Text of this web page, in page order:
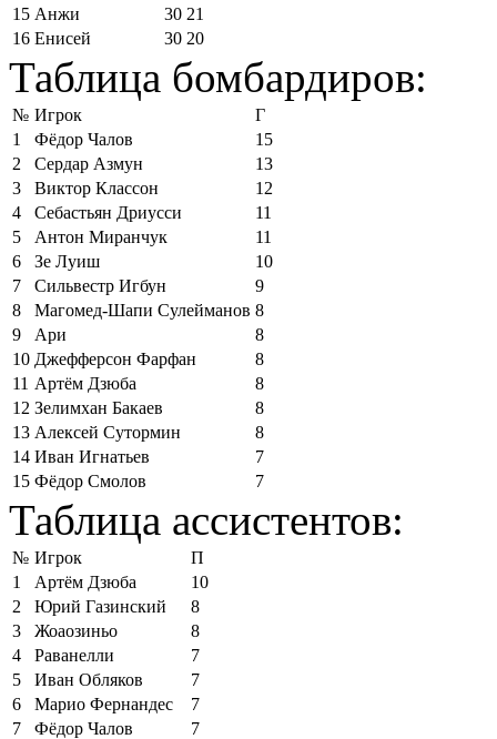
15 Анжи 30 21
16 Енисей 30 20
Таблица бомбардиров:
№ Игрок
Г
1
Фёдор Чалов
15
2
Сердар Азмун
13
3
Виктор Классон
12
4
Себастьян Дриусси
11
5
Антон Миранчук
11
6
Зе Луиш
10
7
Сильвестр Игбун
9
8
Магомед-Шапи Сулейманов 8
9
Ари
8
10 Джефферсон Фарфан
8
11 Артём Дзюба
8
12 Зелимхан Бакаев
8
13 Алексей Сутормин
8
14 Иван Игнатьев
7
15 Фёдор Смолов 7
Таблица ассистентов:
№ Игрок
П
1
Артём Дзюба
10
2
Юрий Газинский
8
3
Жоаозиньо
8
4
Раванелли
7
5
Иван Обляков
7
6
Марио Фернандес
7
7
Фёдор Чалов
7